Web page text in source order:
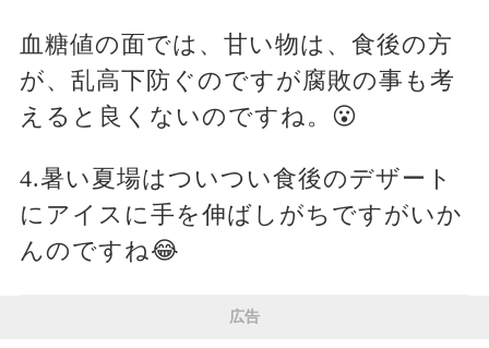
血糖値の面では、甘い物は、食後の方
が、乱高下防ぐのですが腐敗の事も考
えると良くないのですね。😮
4.暑い夏場はついつい食後のデザート
にアイスに手を伸ばしがちですがいか
んのですね😂
広告